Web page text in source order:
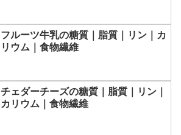
フルーツ牛乳の糖質｜脂質｜リン｜カ
リウム｜食物繊維
チェダーチーズの糖質｜脂質｜リン｜
カリウム｜食物繊維